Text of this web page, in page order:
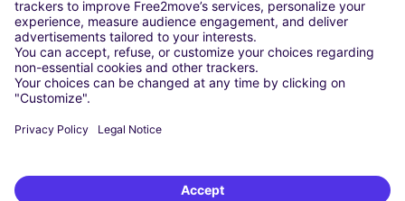
Washington DC
Milaan
Rome
Turijn
Wenen
Berlijn
Düsseldorf